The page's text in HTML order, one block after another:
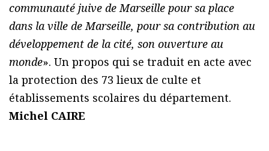
communauté juive de Marseille pour sa place
dans la ville de Marseille, pour sa contribution au
développement de la cité, son ouverture au
monde». Un propos qui se traduit en acte avec
la protection des 73 lieux de culte et
établissements scolaires du département.
Michel CAIRE